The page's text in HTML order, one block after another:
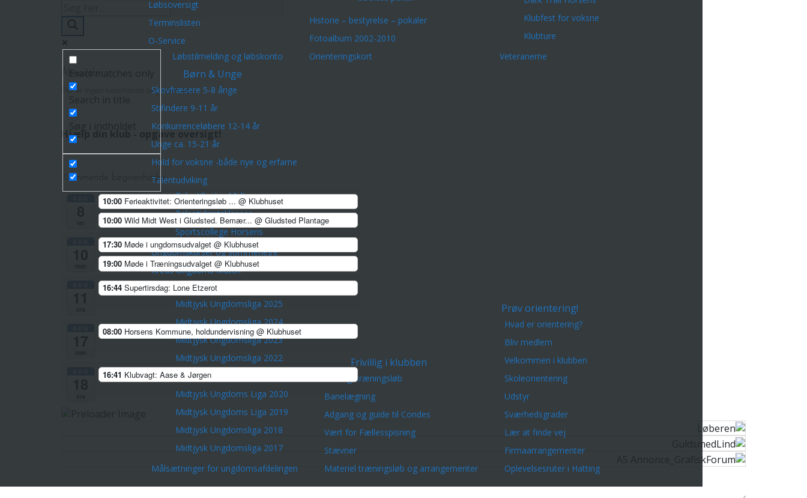
Løbsoversigt
Terminslisten
O-Service
Løbstilmelding og løbskonto
Historie – bestyrelse – pokaler
Fotoalbum 2002-2010
Orienteringskort
Klubfest for voksne
Klubture
Veteranerne
Børn & Unge
Skovfræsere 5-8 årige
Stifindere 9-11 år
Konkurrenceløbere 12-14 år
Unge ca. 15-21 år
Hold for voksne -både nye og erfarne
Talentudviking
TalentCenter Midt
Talentidrætsklasser
Sportscollege Horsens
Ungdomskurser og sommerlejre
Kreds Ungdoms Match
Midtjysk Ungdomsliga 2026
Midtjysk Ungdomsliga 2025
Midtjysk Ungdomsliga 2024
Midtjysk Ungdomsliga 2023
Midtjysk Ungdomsliga 2022
Midtjysk Ungdomsliga 2021
Midtjysk Ungdoms Liga 2020
Midtjysk Ungdoms Liga 2019
Midtjysk Ungdomsliga 2018
Midtjysk Ungdomsliga 2017
Målsætninger for ungdomsafdelingen
Frivillig i klubben
Lørdagstræningsløb
Banelægning
Adgang og guide til Condes
Vært for Fællesspisning
Stævner
Materiel træningsløb og arrangementer
Prøv orientering!
Hvad er orientering?
Bliv medlem
Velkommen i klubben
Skoleorientering
Udstyr
Sværhedsgrader
Lær at finde vej
Firmaarrangementer
Oplevelsesruter i Hatting
Der er ingen kommende begivenheder.
Hjælp din klub - opgave oversigt!
Kommende begivenheder
10:00 Ferieaktivitet: Orienteringsløb ... @ Klubhuset
10:00 Wild Midt West i Gludsted. Bemær... @ Gludsted Plantage
17:30 Møde i ungdomsudvalget @ Klubhuset
19:00 Møde i Træningsudvalget @ Klubhuset
16:44 Supertirsdag: Lone Etzerot
08:00 Horsens Kommune, holdundervisning @ Klubhuset
16:41 Klubvagt: Aase & Jørgen